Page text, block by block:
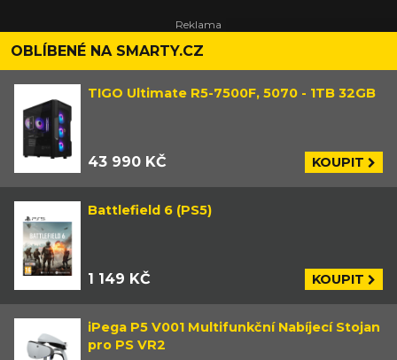
OBLÍBENÉ NA SMARTY.CZ
TIGO Ultimate R5-7500F, 5070 - 1TB 32GB
43 990 KČ KOUPIT
Battlefield 6 (PS5)
1 149 KČ KOUPIT
iPega P5 V001 Multifunkční Nabíjecí Stojan
pro PS VR2